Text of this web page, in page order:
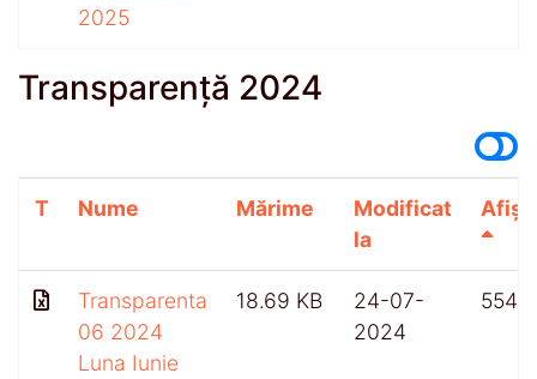
2025
Transparență 2024
T Nume Mărime
Modificat
la
Transparenta
06 2024
Luna Iunie
18.69 KB
24-07-
2024
554